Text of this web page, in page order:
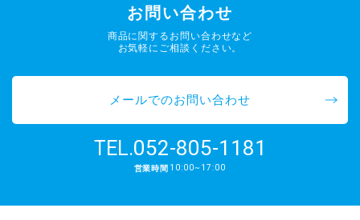
お問い合わせ
商品に関するお問い合わせなど
お気軽にご相談ください。
メールでのお問い合わせ
TEL.052-805-1181
営業時間 10:00~17:00